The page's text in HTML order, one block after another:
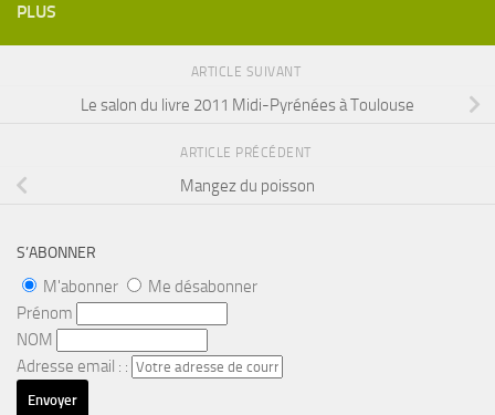
PLUS
ARTICLE SUIVANT
Le salon du livre 2011 Midi-Pyrénées à Toulouse
ARTICLE PRÉCÉDENT
Mangez du poisson
S’ABONNER
M'abonner
Me désabonner
Prénom
NOM
Adresse email : :